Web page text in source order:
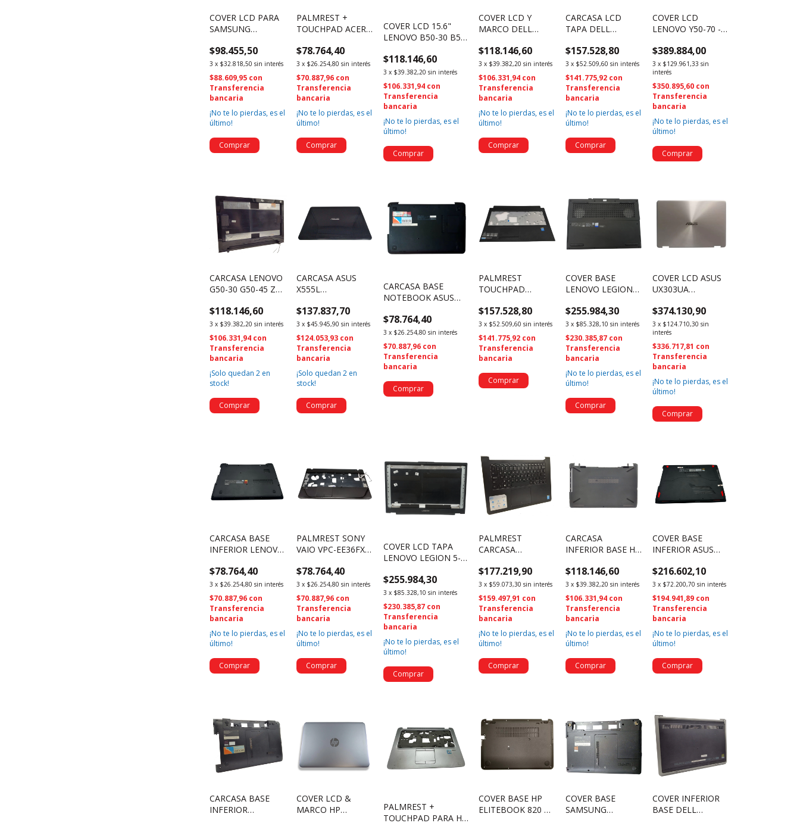
COVER LCD PARA
SAMSUNG
04065D (2320)
$98.455,50
3 x $32.818,50 sin interés
$88.609,95 con
Transferencia
bancaria
¡No te lo pierdas, es el
último!
PALMREST +
TOUCHPAD ACER
EAZR7001010
(1973)
$78.764,40
3 x $26.254,80 sin interés
$70.887,96 con
Transferencia
bancaria
¡No te lo pierdas, es el
último!
COVER LCD 15.6"
LENOVO B50-30 B50-
$118.146,60
3 x $39.382,20 sin interés
$106.331,94 con
Transferencia
bancaria
¡No te lo pierdas, es el
último!
COVER LCD Y
MARCO DELL
088W3Y (1452)
$118.146,60
3 x $39.382,20 sin interés
$106.331,94 con
Transferencia
bancaria
¡No te lo pierdas, es el
último!
CARCASA LCD
TAPA DELL
5458 5455 5459
COLOR GRIS (1327)
$157.528,80
3 x $52.509,60 sin interés
$141.775,92 con
Transferencia
bancaria
¡No te lo pierdas, es el
último!
COVER LCD
LENOVO Y50-70 -
$389.884,00
3 x $129.961,33 sin
interés
$350.895,60 con
Transferencia
bancaria
¡No te lo pierdas, es el
último!
CARCASA LENOVO
G50-30 G50-45 Z50
TAPA Y MARCO
(1291)
$118.146,60
3 x $39.382,20 sin interés
$106.331,94 con
Transferencia
bancaria
¡Solo quedan2 en
stock!
CARCASA ASUS
X555L
TAPA Y MARCO
(3867)
$137.837,70
3 x $45.945,90 sin interés
$124.053,93 con
Transferencia
bancaria
¡Solo quedan2 en
stock!
CARCASA BASE
NOTEBOOK ASUS
$78.764,40
3 x $26.254,80 sin interés
$70.887,96 con
Transferencia
bancaria
PALMREST
TOUCHPAD
AP14K000930 (719)
$157.528,80
3 x $52.509,60 sin interés
$141.775,92 con
Transferencia
bancaria
COVER BASE
LENOVO LEGION
15IMH05H
AP1HV000800 (419)
$255.984,30
3 x $85.328,10 sin interés
$230.385,87 con
Transferencia
bancaria
¡No te lo pierdas, es el
último!
COVER LCD ASUS
UX303UA
(4087)
$374.130,90
3 x $124.710,30 sin
interés
$336.717,81 con
Transferencia
bancaria
¡No te lo pierdas, es el
último!
CARCASA BASE
INFERIOR LENOVO
15IBR 110-15ACL
(4057)
$78.764,40
3 x $26.254,80 sin interés
$70.887,96 con
Transferencia
bancaria
¡No te lo pierdas, es el
último!
PALMREST SONY
VAIO VPC-EE36FX
(3473)
$78.764,40
3 x $26.254,80 sin interés
$70.887,96 con
Transferencia
bancaria
¡No te lo pierdas, es el
último!
COVER LCD TAPA
LENOVO LEGION 5-
FA1HV000300 (3294)
$255.984,30
3 x $85.328,10 sin interés
$230.385,87 con
Transferencia
bancaria
¡No te lo pierdas, es el
último!
PALMREST
CARCASA
INSPIRON 14 5447
5457 (321)
$177.219,90
3 x $59.073,30 sin interés
$159.497,91 con
Transferencia
bancaria
¡No te lo pierdas, es el
último!
CARCASA
INFERIOR BASE HP
15-BS212WM
(2851)
$118.146,60
3 x $39.382,20 sin interés
$106.331,94 con
Transferencia
bancaria
¡No te lo pierdas, es el
último!
COVER BASE
INFERIOR ASUS
$216.602,10
3 x $72.200,70 sin interés
$194.941,89 con
Transferencia
bancaria
¡No te lo pierdas, es el
último!
CARCASA BASE
INFERIOR
COVER LCD &
MARCO HP
PALMREST +
TOUCHPAD PARA HP
COVER BASE HP
ELITEBOOK 820 G3
COVER BASE
SAMSUNG
COVER INFERIOR
BASE DELL